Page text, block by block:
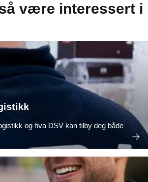
være interessert i
og hva DSV kan tilby deg både